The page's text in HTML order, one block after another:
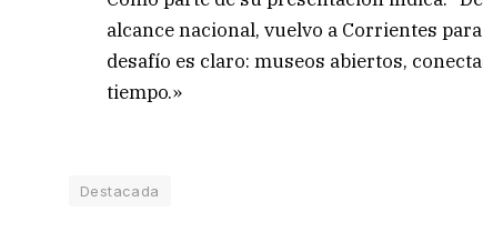
alcance nacional, vuelvo a Corrientes
desafío es claro: museos abiertos,
tiempo.»
Destacada